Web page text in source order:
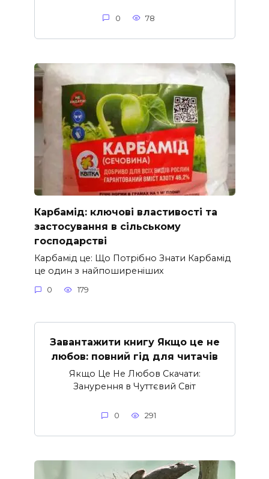
0 78
Карбамід: ключові властивості та
застосування в сільському
господарстві
Карбамід це: Що Потрібно Знати Карбамід
це один з найпоширеніших
0 179
Завантажити книгу Якщо це не
любов: повний гід для читачів
Якщо Це Не Любов Скачати:
Занурення в Чуттєвий Світ
0 291